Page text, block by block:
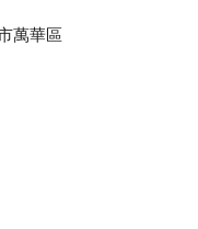
萬華區